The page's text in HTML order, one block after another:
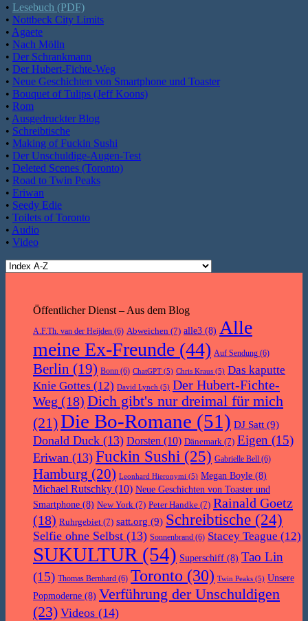
• Lesebuch (PDF)
• Nottbeck City Limits
• Agaete
• Nach Mölln
• Der Schrankmann
• Der Hubert-Fichte-Weg
• Neue Geschichten von Smartphone und Toaster
• Bouquet of Tulips (Jeff Koons)
• Rom
• Ausgedruckter Blog
• Schreibtische
• Making of Fuckin Sushi
• Der Unschuldige-Augen-Test
• Deleted Scenes (Toronto)
• Road to Twin Peaks
• Eriwan
• Seedy Edie
• Toilets of Toronto
• Audio
• Video
Öffentlicher Dienst – Aus dem Blog
A.F.Th. van der Heijden (6) Abweichen (7) alle3 (8) Alle
meine Ex-Freunde (44) Auf Sendung (6)
Berlin (19) Bonn (6) ChatGPT (5) Chris Kraus (5) Das kaputte
Knie Gottes (12) David Lynch (5) Der Hubert-Fichte-
Weg (18) Dich gibt's nur dreimal für mich
(21)Die Bo-Romane (51) DJ Satt (9)
Donald Duck (13) Dorsten (10) Dänemark (7) Eigen (15)
Eriwan (13) Fuckin Sushi (25) Gabrielle Bell (6)
Hamburg (20) Leonhard Hieronymi (5) Megan Boyle (8)
Michael Rutschky (10) Neue Geschichten von Toaster und
Smartphone (8) New York (7) Peter Handke (7) Rainald Goetz
(18) Ruhrgebiet (7) satt.org (9) Schreibtische (24)
Selfie ohne Selbst (13) Sonnenbrand (6) Stacey Teague (12)
SUKULTUR (54) Superschiff (8) Tao Lin
(15) Thomas Bernhard (6) Toronto (30) Twin Peaks (5) Unsere
Popmoderne (8) Verführung der Unschuldigen
(23) Videos (14)